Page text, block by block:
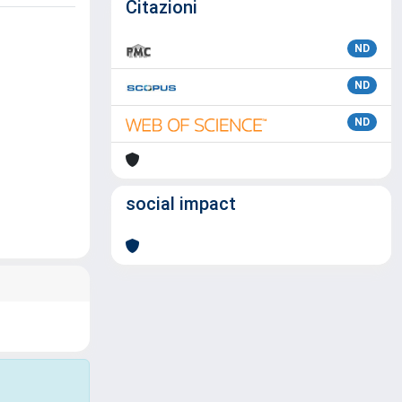
Citazioni
ND
ND
ND
social impact